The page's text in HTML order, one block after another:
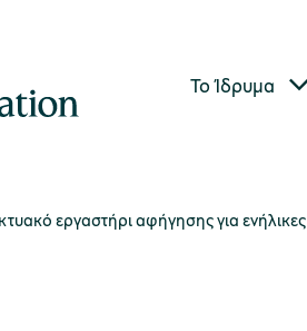
Το Ίδρυμα
εργαστήρι αφήγησης για ενήλικες